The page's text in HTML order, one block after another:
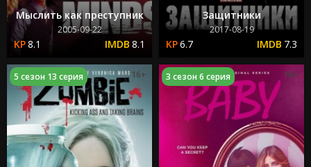
Мыслить как преступник
2005-09-22
8.1 8.1
Защитники
2017-08-19
6.7 7.3
5 сезон 13 серия 16+ 3 сезон 6 серия 16+